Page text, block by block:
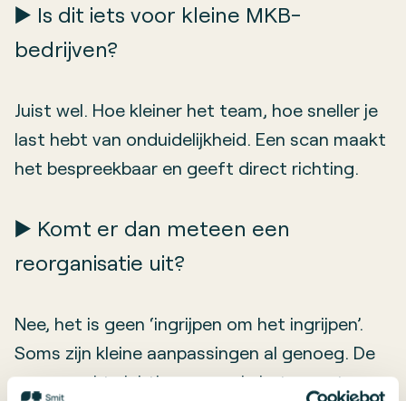
▶️ Is dit iets voor kleine MKB-
bedrijven?
Juist wel. Hoe kleiner het team, hoe sneller je
last hebt van onduidelijkheid. Een scan maakt
het bespreekbaar en geeft direct richting.
▶️ Komt er dan meteen een
reorganisatie uit?
Nee, het is geen ‘ingrijpen om het ingrijpen’.
Soms zijn kleine aanpassingen al genoeg. De
scan maakt zichtbaar waar je het meeste